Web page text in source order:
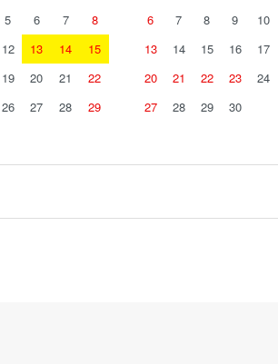
5 6 7
8
12 13 14
15
19 20 21
22
26 27 28
29
6
7 8 9 10
13
14 15 16 17
20
21 22 23 24
27
28 29 30